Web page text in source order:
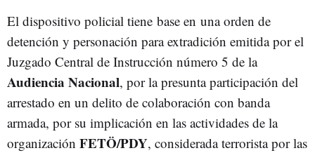
El dispositivo policial tiene base en una orden de
detención y personación para extradición emitida por el
Juzgado Central de Instrucción número 5 de la
Audiencia Nacional, por la presunta participación del
arrestado en un delito de colaboración con banda
armada, por su implicación en las actividades de la
organización FETÖ/PDY, considerada terrorista por las